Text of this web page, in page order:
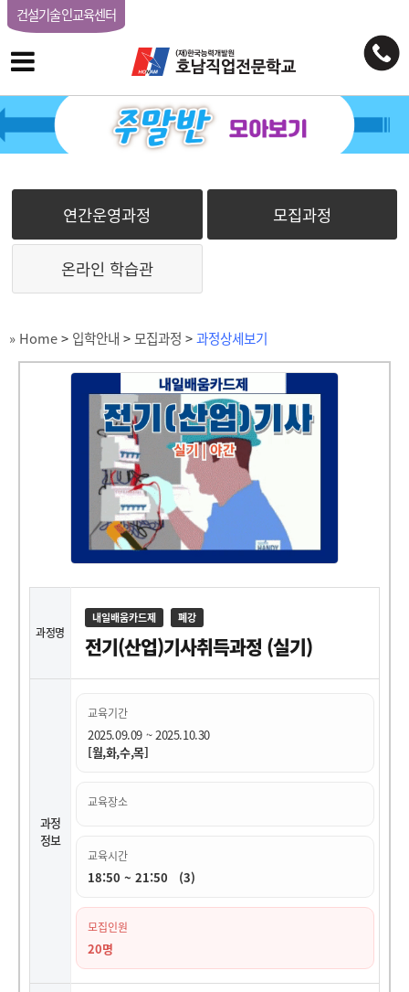
건설기술인교육센터
연간운영과정 모집과정
온라인 학습관
» Home> 입학안내 >모집과정 >과정상세보기
과정명
내일배움카드제 폐강
전기(산업)기사취득과정 (실기)
과정
정보
교육기간
2025.09.09 ~ 2025.10.30
[월,화,수,목]
교육장소
교육시간
18:50 ~ 21:50 (3)
모집인원
20명